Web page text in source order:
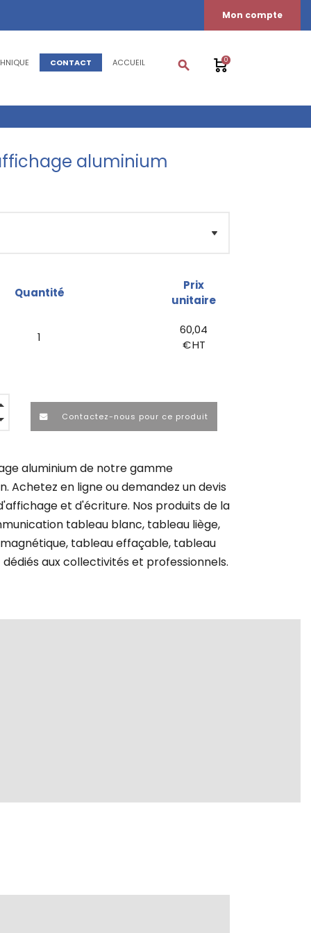
Mon compte
CONTACT ACCUEIL search 0
aluminium
Quantité
Prix
unitaire
1
60,04
€ HT
Contactez-nous pour ce produit
aluminium de notre gamme
Achetez en ligne ou demandez un devis
et d'écriture. Nos produits de la
tableau blanc, tableau liège,
tableau effaçable, tableau
aux collectivités et professionnels.